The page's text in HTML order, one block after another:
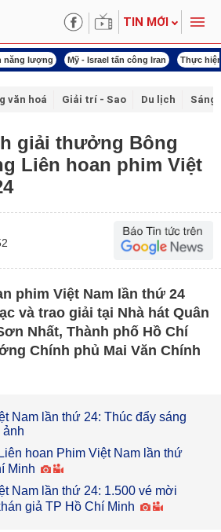
TIN MỚI
năng lượng Mỹ - Israel tấn công Iran Thực
văn hoá Giải trí - Sao Du lịch Sáng
giải thưởng Bông
Liên hoan phim Việt
phim Việt Nam lần thứ 24
và trao giải tại Nhà hát Quân
Nhất, Thành phố Hồ Chí
Chính phủ Mai Văn Chính
Nam lần thứ 24: Thúc đẩy sáng
ảnh
hoan Phim Việt Nam lần thứ
Minh
Nam lần thứ 24: 1.500 vé mời
giả TP Hồ Chí Minh